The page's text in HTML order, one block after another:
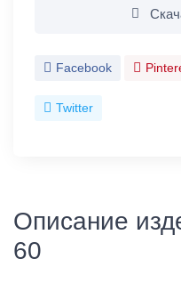
Facebook
Twitter
Описание
60